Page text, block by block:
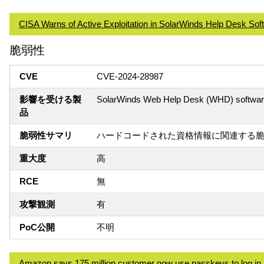
CISA Warns of Active Exploitation in SolarWinds Help Desk
脆弱性
CVE CVE-2024-28987
影響を受ける製
品
SolarWinds Web Help Desk (WHD)
脆弱性サマリ ハードコードされた資格情報に関連する
重大度 高
RCE 無
攻撃観測 有
PoC公開 不明